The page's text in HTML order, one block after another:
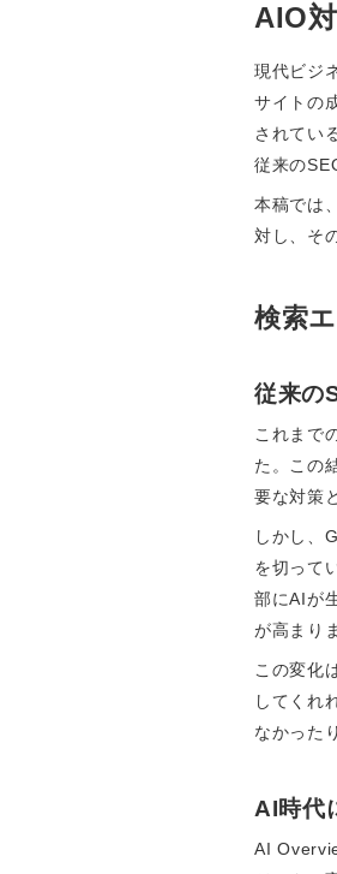
AIO
現代ビジ
サイトの
されてい
従来の
本稿では
対し、そ
検索
従来の
これまで
た。この
要な対策
しかし、
を切って
部にAIが
が高まり
この変化
してくれ
なかった
AI時代
AI